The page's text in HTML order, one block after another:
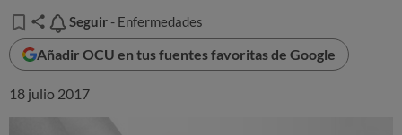
Seguir
Seguir - Enfermedades
Añadir OCU en tus fuentes favoritas de Google
18 julio 2017